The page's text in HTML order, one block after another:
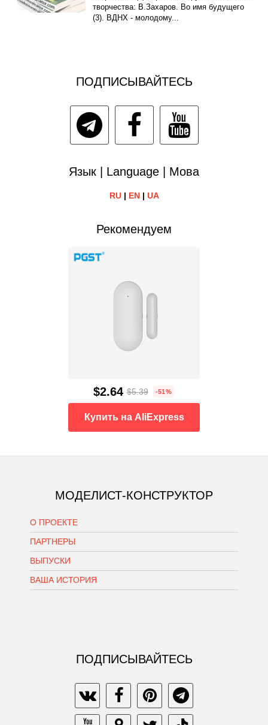
творчества: В.Захаров. Во имя будущего
(3). ВДНХ - молодому...
ПОДПИСЫВАЙТЕСЬ
Язык | Language | Мова
RU| EN| UA
Рекомендуем
$2.64 $5.39 -51%
Купить на AliExpress
МОДЕЛИСТ-КОНСТРУКТОР
О ПРОЕКТЕ
ПАРТНЕРЫ
ВЫПУСКИ
ВАША ИСТОРИЯ
ПОДПИСЫВАЙТЕСЬ